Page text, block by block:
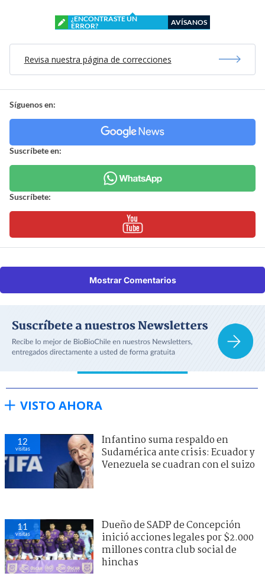
¿ENCONTRASTE UN
ERROR?
AVÍSANOS
Revisa nuestra página de correcciones
Síguenos en:
Suscríbete en:
Suscríbete:
Mostrar Comentarios
VISTO AHORA
12
visitas
Infantino suma respaldo en
Sudamérica ante crisis: Ecuador y
Venezuela se cuadran con el suizo
11
visitas
Dueño de SADP de Concepción
inició acciones legales por $2.000
millones contra club social de
hinchas